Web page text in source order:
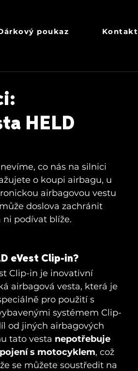
poukaz Kontakt
HELD
co nás na silnici
o koupi airbagu, u
airbagovou vestu
doslova zachránit
ni podívat blíže.
eVest Clip-in?
Clip-in je inovativní
airbagová vesta, která je
pro použití s
systémem Clip-
od jiných airbagových
tato vesta nepotřebuje
s motocyklem, což
se můžete soustředit na